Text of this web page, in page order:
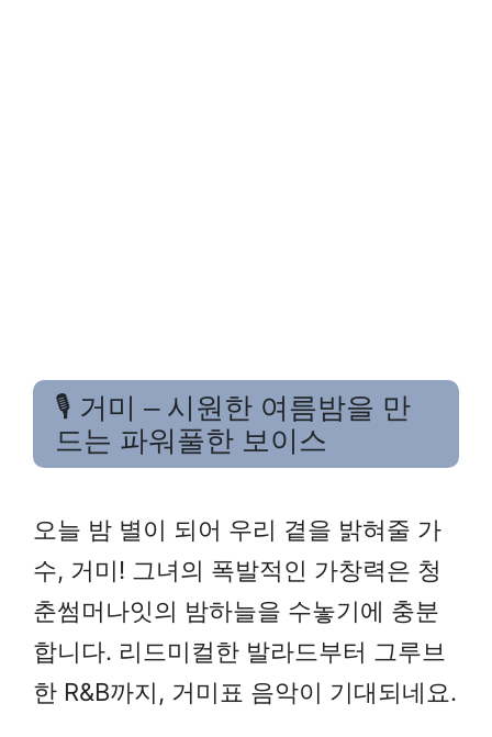
🎙️ 거미 – 시원한 여름밤을 만
드는 파워풀한 보이스
오늘 밤 별이 되어 우리 곁을 밝혀줄 가
수, 거미! 그녀의 폭발적인 가창력은 청
춘썸머나잇의 밤하늘을 수놓기에 충분
합니다. 리드미컬한 발라드부터 그루브
한 R&B까지, 거미표 음악이 기대되네요.